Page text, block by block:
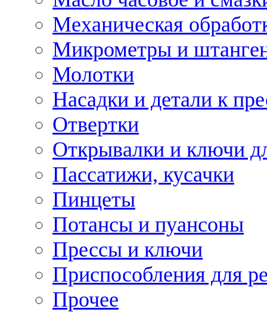
Механическая
Микрометры и
Молотки
Насадки и детали к
Отвертки
Открывалки и ключи
Пассатижи, кусачки
Пинцеты
Потансы и пуансоны
Прессы и ключи
Приспособления для
Прочее